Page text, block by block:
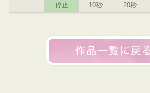
停止
10秒
20秒